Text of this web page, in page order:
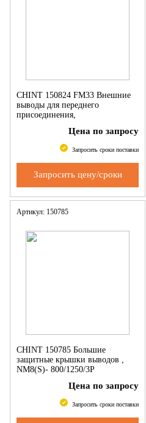
CHINT 150824 FM33 Внешние
выводы для переднего
присоединения,
Цена по запросу
Запросить сроки поставки
Запросить цену/сроки
Артикул: 150785
CHINT 150785 Большие
защитные крышки выводов ,
NM8(S)- 800/1250/3P
Цена по запросу
Запросить сроки поставки